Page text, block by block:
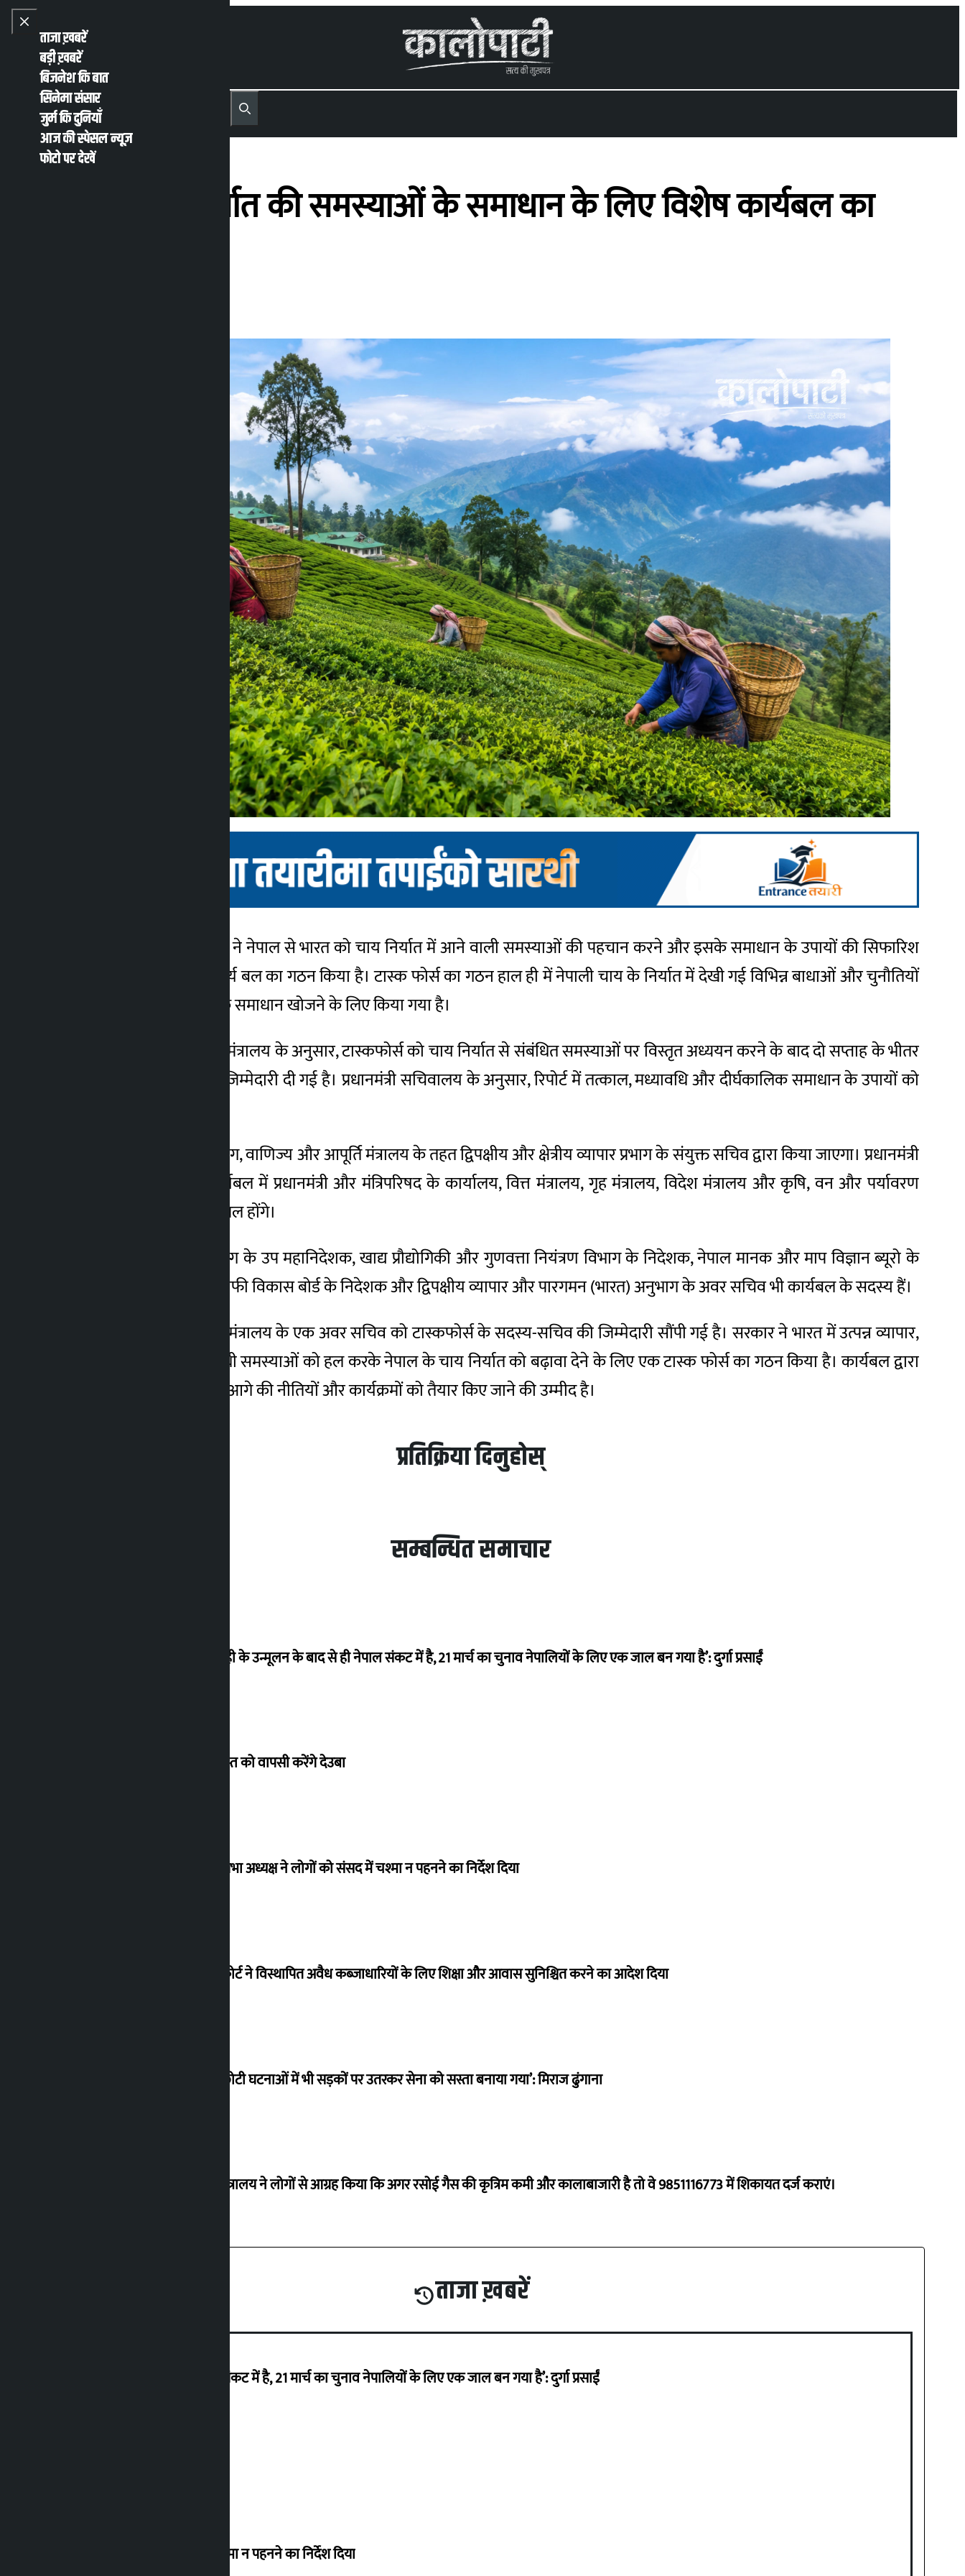
Skip to content
Close menu
ताजा ख़बरें
बड़ी ख़बरें
बिजनेश कि बात
सिनेमा संसार
जुर्म कि दुनियाँ
आज की स्पेसल न्यूज़
फोटो पर देखें
Open main menu
MENU Recent NewsTrending News
Search
सरकार ने चाय निर्यात की समस्याओं के समाधान के लिए विशेष कार्यबल का
काठमांडू। काठमांडू: सरकार ने नेपाल से भारत को चाय निर्यात में आने वाली समस्याओं की पहचान करने और इसके समाधान के उपायों की सिफारिश
करने के लिए एक विशेष कार्य बल का गठन किया है। टास्क फोर्स का गठन हाल ही में नेपाली चाय के निर्यात में देखी गई विभिन्न बाधाओं और चुनौतियों
का अध्ययन करने और इसके समाधान खोजने के लिए किया गया है।
उद्योग, वाणिज्य और आपूर्ति मंत्रालय के अनुसार, टास्कफोर्स को चाय निर्यात से संबंधित समस्याओं पर विस्तृत अध्ययन करने के बाद दो सप्ताह के भीतर
एक रिपोर्ट प्रस्तुत करने की जिम्मेदारी दी गई है। प्रधानमंत्री सचिवालय के अनुसार, रिपोर्ट में तत्काल, मध्यावधि और दीर्घकालिक समाधान के उपायों को
टास्क फोर्स का समन्वय उद्योग, वाणिज्य और आपूर्ति मंत्रालय के तहत द्विपक्षीय और क्षेत्रीय व्यापार प्रभाग के संयुक्त सचिव द्वारा किया जाएगा। प्रधानमंत्री
सचिवालय के अनुसार, कार्यबल में प्रधानमंत्री और मंत्रिपरिषद के कार्यालय, वित्त मंत्रालय, गृह मंत्रालय, विदेश मंत्रालय और कृषि, वन और पर्यावरण
मंत्रालय के अवर सचिव शामिल होंगे।
इसी तरह, सीमा शुल्क विभाग के उप महानिदेशक, खाद्य प्रौद्योगिकी और गुणवत्ता नियंत्रण विभाग के निदेशक, नेपाल मानक और माप विज्ञान ब्यूरो के
निदेशक, राष्ट्रीय चाय और कॉफी विकास बोर्ड के निदेशक और द्विपक्षीय व्यापार और पारगमन (भारत) अनुभाग के अवर सचिव भी कार्यबल के सदस्य हैं।
उद्योग, वाणिज्य और आपूर्ति मंत्रालय के एक अवर सचिव को टास्कफोर्स के सदस्य-सचिव की जिम्मेदारी सौंपी गई है। सरकार ने भारत में उत्पन्न व्यापार,
तकनीकी और गुणवत्ता संबंधी समस्याओं को हल करके नेपाल के चाय निर्यात को बढ़ावा देने के लिए एक टास्क फोर्स का गठन किया है। कार्यबल द्वारा
प्रस्तुत सुझावों के आधार पर आगे की नीतियों और कार्यक्रमों को तैयार किए जाने की उम्मीद है।
प्रतिक्रिया दिनुहोस्
सम्बन्धित समाचार
‘राजशाही के उन्मूलन के बाद से ही नेपाल संकट में है, 21 मार्च का चुनाव नेपालियों के लिए एक जाल बन गया है’: दुर्गा प्रसाईं
26 अगस्त को वापसी करेंगे देउबा
विधानसभा अध्यक्ष ने लोगों को संसद में चश्मा न पहनने का निर्देश दिया
सुप्रीम कोर्ट ने विस्थापित अवैध कब्जाधारियों के लिए शिक्षा और आवास सुनिश्चित करने का आदेश दिया
‘छोटी-छोटी घटनाओं में भी सड़कों पर उतरकर सेना को सस्ता बनाया गया’: मिराज ढुंगाना
उद्योग मंत्रालय ने लोगों से आग्रह किया कि अगर रसोई गैस की कृत्रिम कमी और कालाबाजारी है तो वे 9851116773 में शिकायत दर्ज कराएं।
ताजा ख़बरें
‘राजशाही के उन्मूलन के बाद से ही नेपाल संकट में है, 21 मार्च का चुनाव नेपालियों के लिए एक जाल बन गया है’: दुर्गा प्रसाईं
विधानसभा अध्यक्ष ने लोगों को संसद में चश्मा न पहनने का निर्देश दिया